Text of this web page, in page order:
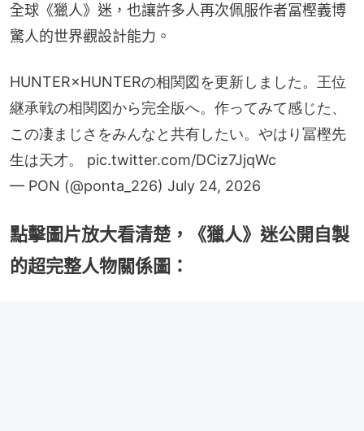
全球《獵人》迷，也讓許多人再次佩服作者冨樫義博
驚人的世界觀設計能力。
HUNTER×HUNTERの相関図を更新しました。王位
継承戦の相関図から完全版へ。作ってみて感じた、
この凄まじさをみんなと共有したい。やはり冨樫先
生は天才。 pic.twitter.com/DCiz7JjqWc
— PON (@ponta_226) July 24, 2026
點擊圖片放大看清楚，《獵人》迷公開自製
的超完整人物關係圖：